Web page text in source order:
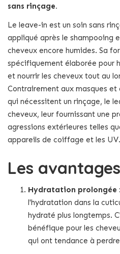
sans rinçage.
Le leave-in est un soin sans
appliqué après le shampooing
cheveux encore humides. Sa
spécifiquement élaborée pour
et nourrir les cheveux tout au
Contrairement aux masques et
qui nécessitent un rinçage, le
cheveux, leur fournissant une
agressions extérieures telles
appareils de coiffage et les UV.
Les
Hydratation prolongée
l'hydratation dans la
hydraté plus longtemps.
bénéfique pour les
qui ont tendance à